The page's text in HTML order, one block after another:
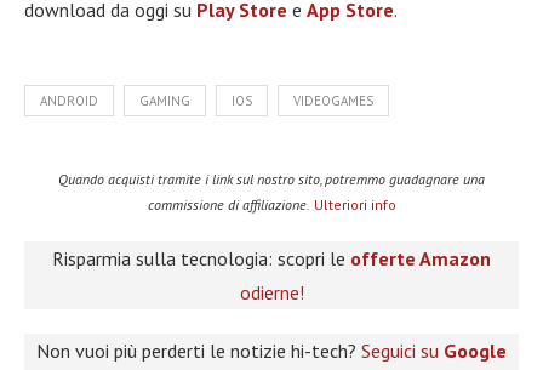
download da oggi su Play Store e App Store.
ANDROID GAMING IOS VIDEOGAMES
Quando acquisti tramite i link sul nostro sito, potremmo guadagnare una
commissione di affiliazione. Ulteriori info
Risparmia sulla tecnologia: scopri le offerte Amazon
odierne!
Non vuoi più perderti le notizie hi-tech? Seguici su Google